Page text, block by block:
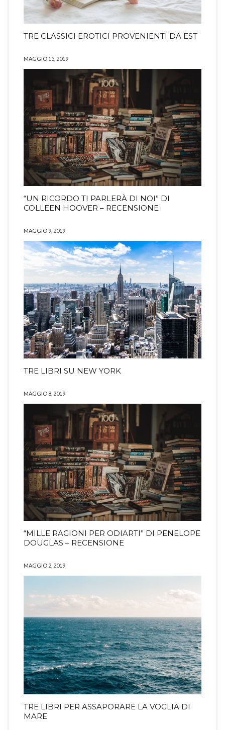
TRE CLASSICI EROTICI PROVENIENTI DA EST
MAGGIO 15, 2019
“UN RICORDO TI PARLERÀ DI NOI” DI
COLLEEN HOOVER – RECENSIONE
MAGGIO 9, 2019
TRE LIBRI SU NEW YORK
MAGGIO 8, 2019
“MILLE RAGIONI PER ODIARTI” DI PENELOPE
DOUGLAS – RECENSIONE
MAGGIO 2, 2019
TRE LIBRI PER ASSAPORARE LA VOGLIA DI
MARE